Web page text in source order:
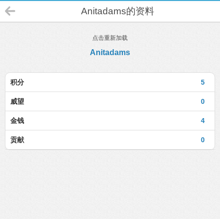
Anitadams的资料
点击重新加载
Anitadams
5
积分
0
威望
4
金钱
0
贡献